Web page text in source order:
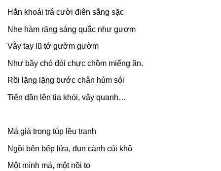
Hắn khoái trá cười điên sằng sặc
Nhe hàm răng sáng quắc như gươm
Vẫy tay lũ tớ gườm gườm
Như bầy chó đói chực chồm miếng ăn.
Rồi lặng lặng bước chân hùm sói
Tiến dần lên tia khói, vây quanh…
Má già trong túp lều tranh
Ngồi bên bếp lửa, đun cành củi khô
Một mình má, một nồi to